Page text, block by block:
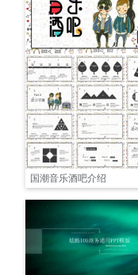
国潮音乐酒吧介绍